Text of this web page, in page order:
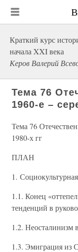
Краткий курс
начала XXI века
Керов Валерий
Тема 76
1960-е –
Тема 76
1980-х гг
ПЛАН
1.
1.1. Конец
тенденций в
1.2. Неосталинизм
1.3. Эмиграция из